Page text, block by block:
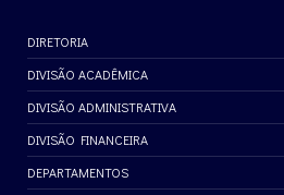
DIRETORIA
DIVISÃO ACADÊMICA
DIVISÃO ADMINISTRATIVA
DIVISÃO FINANCEIRA
DEPARTAMENTOS